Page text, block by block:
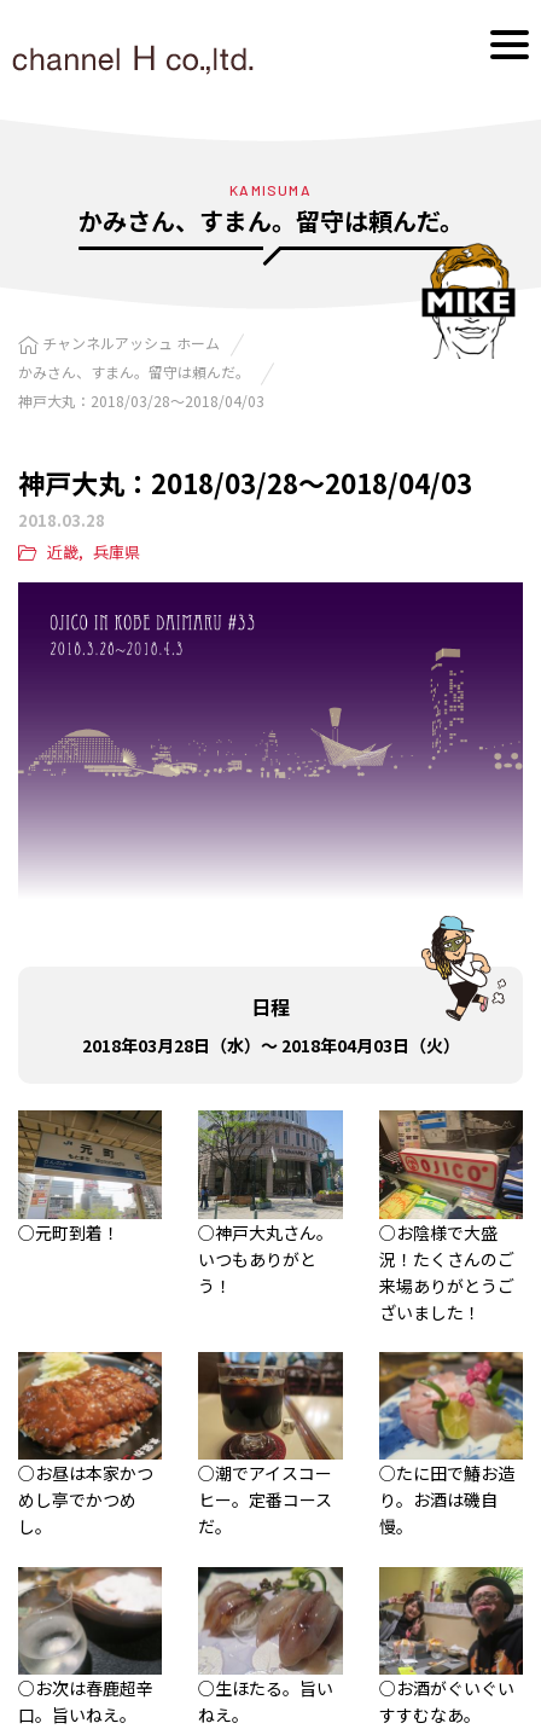
KAMISUMA
かみさん、すまん。留守は頼んだ。
チャンネルアッシュ ホーム
かみさん、すまん。留守は頼んだ。
神戸大丸：2018/03/28〜2018/04/03
神戸大丸：2018/03/28〜2018/04/03
2018.03.28
近畿
兵庫県
日程
2018年03月28日（水）～ 2018年04月03日（火）
○元町到着！
○神戸大丸さん。
いつもありがと
う！
○お陰様で大盛
況！たくさんのご
来場ありがとうご
ざいました！
○お昼は本家かつ
めし亭でかつめ
し。
○潮でアイスコー
ヒー。定番コース
だ。
○たに田で鰆お造
り。お酒は磯自
慢。
○お次は春鹿超辛
口。旨いねえ。
○生ほたる。旨い
ねえ。
○お酒がぐいぐい
すすむなあ。